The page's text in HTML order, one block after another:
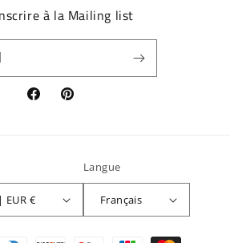
à la Mailing list
FacebookPinterest
États-Unis | EUR €
Langue
Français